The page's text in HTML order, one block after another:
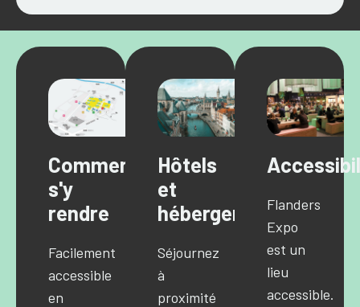
Comment
s'y
rendre
Facilement
accessible
en
Hôtels
et
hébergements
Séjournez
à
proximité
Flanders
Expo
est un
lieu
accessible.